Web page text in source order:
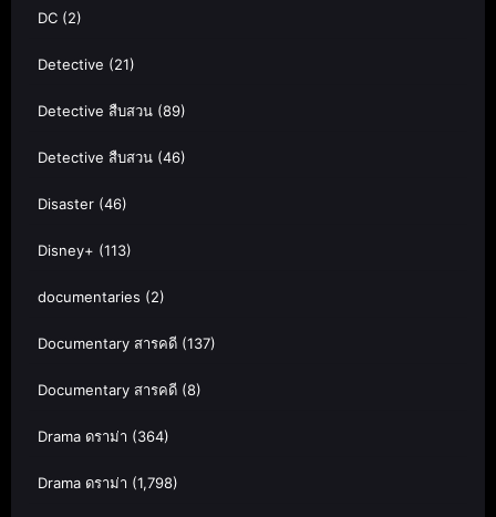
DC (2)
Detective (21)
Detective สืบสวน (89)
Detective สืบสวน (46)
Disaster (46)
Disney+ (113)
documentaries (2)
Documentary สารคดี (137)
Documentary สารคดี (8)
Drama ดราม่า (364)
Drama ดราม่า (1,798)